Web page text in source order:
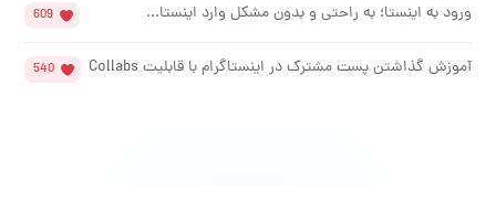
ورود به اینستا؛ به راحتی و بدون مشکل وارد اینستا... 609
آموزش گذاشتن پست مشترک در اینستاگرام با قابلیت Collabs 540